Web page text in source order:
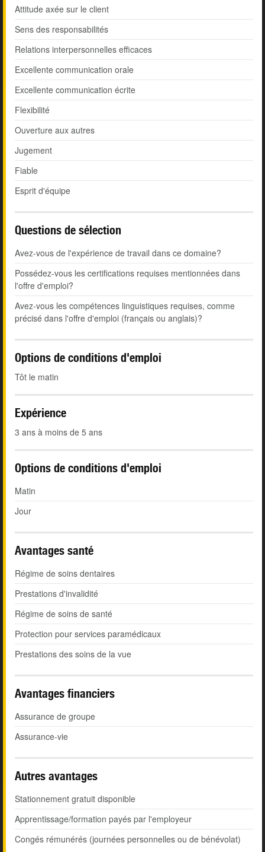
Attitude axée sur le client
Sens des responsabilités
Relations interpersonnelles efficaces
Excellente communication orale
Excellente communication écrite
Flexibilité
Ouverture aux autres
Jugement
Fiable
Esprit d'équipe
Questions de sélection
Avez-vous de l'expérience de travail dans ce domaine?
Possédez-vous les certifications requises mentionnées dans
l'offre d'emploi?
Avez-vous les compétences linguistiques requises, comme
précisé dans l'offre d'emploi (français ou anglais)?
Options de conditions d'emploi
Tôt le matin
Expérience
3 ans à moins de 5 ans
Options de conditions d'emploi
Matin
Jour
Avantages santé
Régime de soins dentaires
Prestations d'invalidité
Régime de soins de santé
Protection pour services paramédicaux
Prestations des soins de la vue
Avantages financiers
Assurance de groupe
Assurance-vie
Autres avantages
Stationnement gratuit disponible
Apprentissage/formation payés par l'employeur
Congés rémunérés (journées personnelles ou de bénévolat)